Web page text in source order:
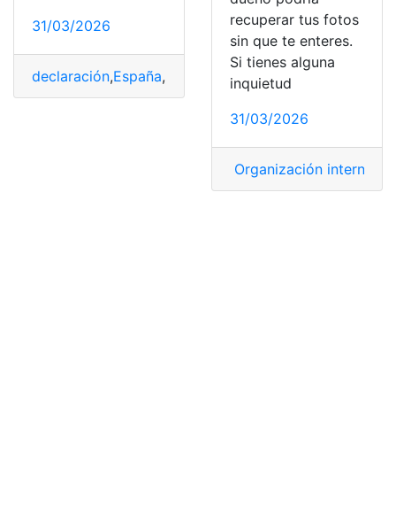
31/03/2026
declaración,España, Móvil ,Preparar
recuperar tus fotos
sin que te enteres.
Si tienes alguna
inquietud
31/03/2026
Organización